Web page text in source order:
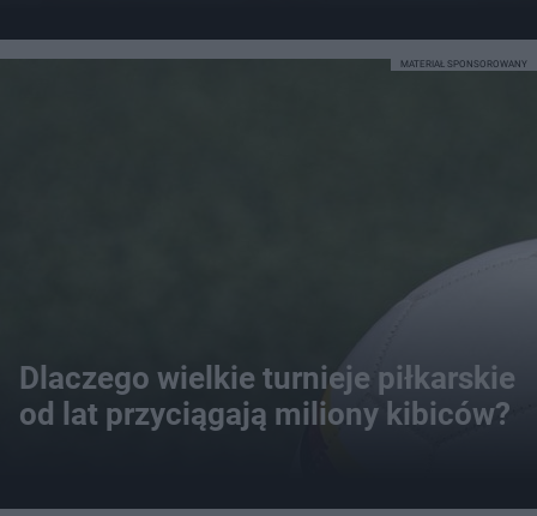
Dlaczego wielkie turnieje piłkarskie
od lat przyciągają miliony kibiców?
MATERIAŁ SPONSOROWANY